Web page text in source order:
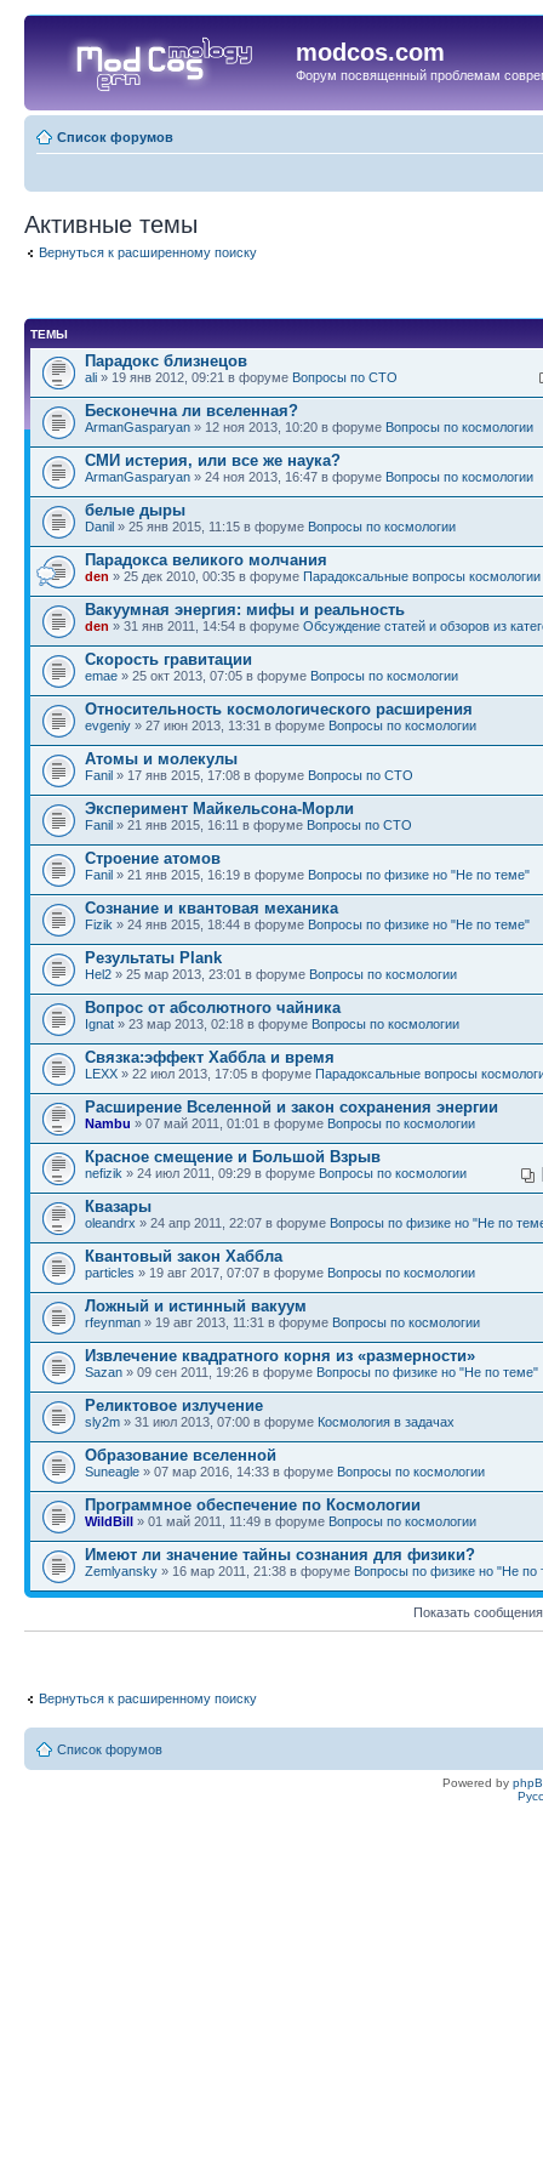
modcos.com
Форум посвященный проблемам
Список форумов
Активные темы
Вернуться к расширенному поиску
ТЕМЫ
Парадокс близнецов
ali » 19 янв 2012, 09:21 в форуме Вопросы по СТО
Бесконечна ли вселенная?
ArmanGasparyan » 12 ноя 2013, 10:20 в форуме Вопросы по космологии
СМИ истерия, или все же наука?
ArmanGasparyan » 24 ноя 2013, 16:47 в форуме Вопросы по космологии
белые дыры
Danil » 25 янв 2015, 11:15 в форуме Вопросы по космологии
Парадокса великого молчания
den » 25 дек 2010, 00:35 в форуме Парадоксальные вопросы космологии
Вакуумная энергия: мифы и реальность
den » 31 янв 2011, 14:54 в форуме Обсуждение статей и обзоров из
Скорость гравитации
emae » 25 окт 2013, 07:05 в форуме Вопросы по космологии
Относительность космологического расширения
evgeniy » 27 июн 2013, 13:31 в форуме Вопросы по космологии
Атомы и молекулы
Fanil » 17 янв 2015, 17:08 в форуме Вопросы по СТО
Эксперимент Майкельсона-Морли
Fanil » 21 янв 2015, 16:11 в форуме Вопросы по СТО
Строение атомов
Fanil » 21 янв 2015, 16:19 в форуме Вопросы по физике но "Не по теме"
Сознание и квантовая механика
Fizik » 24 янв 2015, 18:44 в форуме Вопросы по физике но "Не по теме"
Результаты Plank
Hel2 » 25 мар 2013, 23:01 в форуме Вопросы по космологии
Вопрос от абсолютного чайника
Ignat » 23 мар 2013, 02:18 в форуме Вопросы по космологии
Связка:эффект Хаббла и время
LEXX » 22 июл 2013, 17:05 в форуме Парадоксальные вопросы
Расширение Вселенной и закон сохранения энергии
Nambu » 07 май 2011, 01:01 в форуме Вопросы по космологии
Красное смещение и Большой Взрыв
nefizik » 24 июл 2011, 09:29 в форуме Вопросы по космологии
Квазары
oleandrx » 24 апр 2011, 22:07 в форуме Вопросы по физике но "Не по
Квантовый закон Хаббла
particles » 19 авг 2017, 07:07 в форуме Вопросы по космологии
Ложный и истинный вакуум
rfeynman » 19 авг 2013, 11:31 в форуме Вопросы по космологии
Извлечение квадратного корня из «размерности»
Sazan » 09 сен 2011, 19:26 в форуме Вопросы по физике но "Не по теме"
Реликтовое излучение
sly2m » 31 июл 2013, 07:00 в форуме Космология в задачах
Образование вселенной
Suneagle » 07 мар 2016, 14:33 в форуме Вопросы по космологии
Программное обеспечение по Космологии
WildBill » 01 май 2011, 11:49 в форуме Вопросы по космологии
Имеют ли значение тайны сознания для физики?
Zemlyansky » 16 мар 2011, 21:38 в форуме Вопросы по физике но "Не по
Показать
Вернуться к расширенному поиску
Список форумов
Powered by